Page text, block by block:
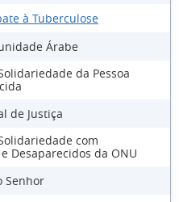
à Tuberculose
Árabe
da Pessoa
de Justiça
com
Desaparecidos da ONU
Senhor